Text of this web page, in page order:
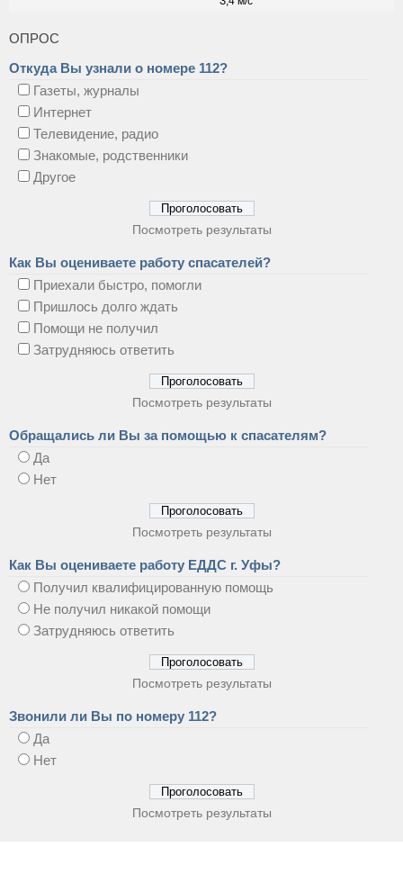
ОПРОС
Откуда Вы узнали о номере 112?
Газеты, журналы
Интернет
Телевидение, радио
Знакомые, родственники
Другое
Посмотреть результаты
Как Вы оцениваете работу спасателей?
Приехали быстро, помогли
Пришлось долго ждать
Помощи не получил
Затрудняюсь ответить
Посмотреть результаты
Обращались ли Вы за помощью к спасателям?
Да
Нет
Посмотреть результаты
Как Вы оцениваете работу ЕДДС г. Уфы?
Получил квалифицированную помощь
Не получил никакой помощи
Затрудняюсь ответить
Посмотреть результаты
Звонили ли Вы по номеру 112?
Да
Нет
Посмотреть результаты